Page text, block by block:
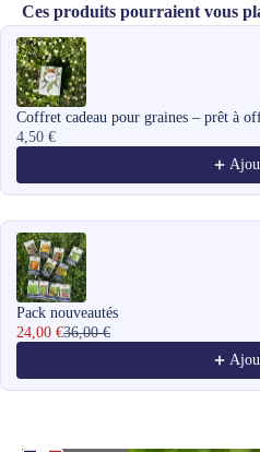
Ces produits pourraient vous
Use the Previous and Next buttons
Coffret cadeau pour graines – prêt à
4,50 €
Pack nouveautés
24,00 €36,00 €